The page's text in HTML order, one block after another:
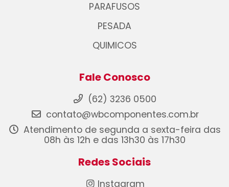
PARAFUSOS
PESADA
QUIMICOS
Fale Conosco
(62) 3236 0500
contato@wbcomponentes.com.br
Atendimento de segunda a sexta-feira das
08h às 12h e das 13h30 às 17h30
Redes Sociais
Instagram